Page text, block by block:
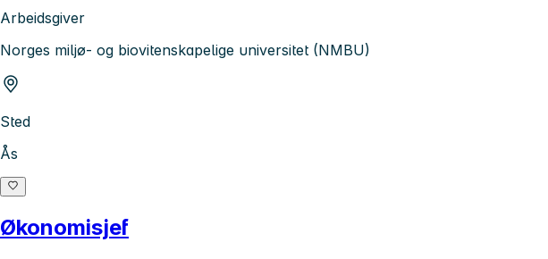
Arbeidsgiver
Norges miljø- og biovitenskapelige universitet (NMBU)
Sted
Ås
Økonomisjef